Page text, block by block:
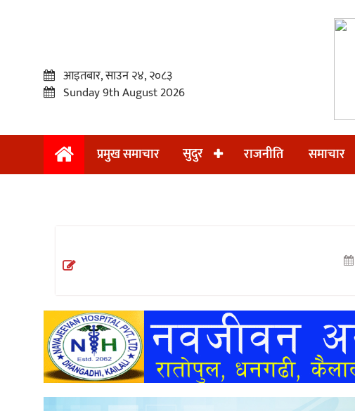
प्रमुख
अन्तराष्ट्रिय
अन्तर्वार्ता
खेलकुद
आइतबार, साउन २४, २०८३
Sunday 9th August 2026
प्रमुख समाचार सुदुर राजनीति समाचार